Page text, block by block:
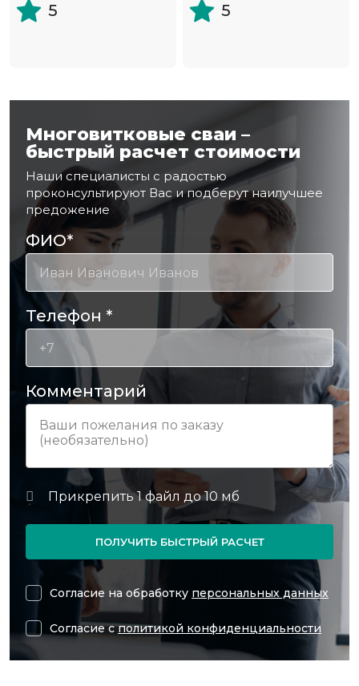
5 5
Многовитковые сваи –
быстрый расчет стоимости
Наши специалисты с радостью
проконсультируют Вас и подберут наилучшее
предожение
ФИО*
Телефон *
Комментарий
ПОЛУЧИТЬ БЫСТРЫЙ РАСЧЕТ
Согласие на обработку персональных данных
Согласие сполитикой конфиденциальности